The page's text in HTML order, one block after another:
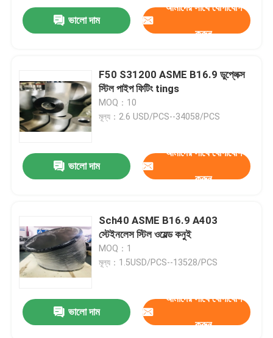
পণ্য
আমাদের সম্পর্কে
কারখানা ভ্রমণ
ভালো দাম
আমাদের সাথে যোগাযোগ
করুন
F50 S31200 ASME B16.9 ডুপ্লেক্স
স্টিল পাইপ ফিটিং tings
MOQ：10
মূল্য：2.6 USD/PCS--34058/PCS
ভালো দাম
আমাদের সাথে যোগাযোগ
করুন
Sch40 ASME B16.9 A403
স্টেইনলেস স্টিল ওয়েল্ড কনুই
MOQ：1
মূল্য：1.5USD/PCS--13528/PCS
ভালো দাম
আমাদের সাথে যোগাযোগ
করুন